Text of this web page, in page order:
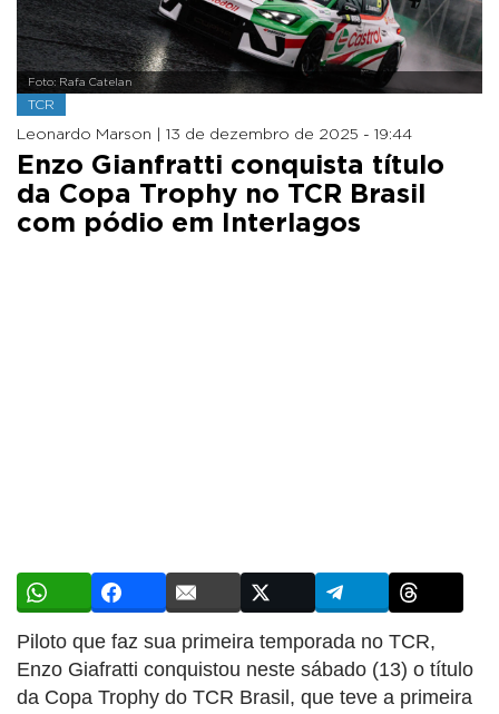
Foto: Rafa Catelan
TCR
Leonardo Marson | 13 de dezembro de 2025 - 19:44
Enzo Gianfratti conquista título
da Copa Trophy no TCR Brasil
com pódio em Interlagos
Piloto que faz sua primeira temporada no TCR,
Enzo Giafratti conquistou neste sábado (13) o título
da Copa Trophy do TCR Brasil, que teve a primeira